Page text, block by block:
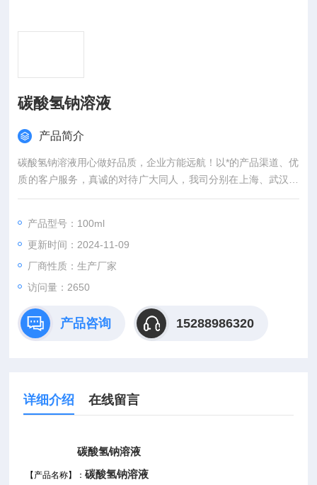
碳酸氢钠溶液
产品简介
碳酸氢钠溶液用心做好品质，企业方能远航！以*的产品渠道、优
质的客户服务，真诚的对待广大同人，我司分别在上海、武汉，
等城市设有专业实验室，竭诚服务每位科研工作者。
产品型号：100ml
更新时间：2024-11-09
厂商性质：生产厂家
访问量：2650
产品咨询 15288986320
详细介绍 在线留言
碳酸氢钠溶液
【产品名称】：碳酸氢钠溶液